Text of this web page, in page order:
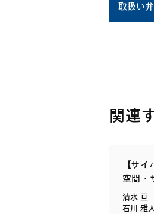
取扱い
関連
【サ
空間・
子暗号
年保護―
清水 亘
石川 雅